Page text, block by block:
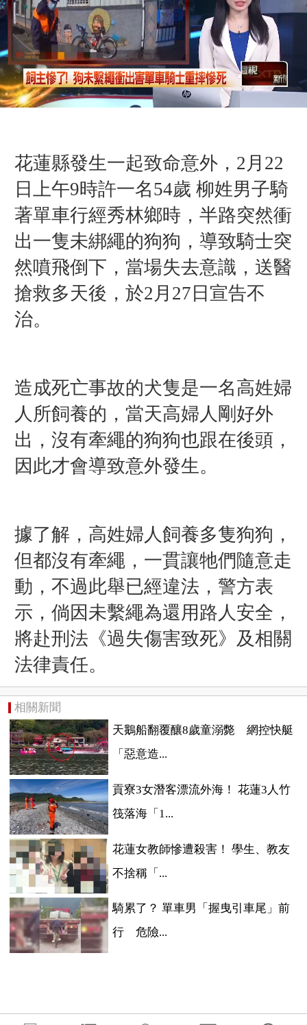
花蓮縣發生一起致命意外，2月22
日上午9時許一名54歲 柳姓男子騎
著單車行經秀林鄉時，半路突然衝
出一隻未綁繩的狗狗，導致騎士突
然噴飛倒下，當場失去意識，送醫
搶救多天後，於2月27日宣告不
治。
造成死亡事故的犬隻是一名高姓婦
人所飼養的，當天高婦人剛好外
出，沒有牽繩的狗狗也跟在後頭，
因此才會導致意外發生。
據了解，高姓婦人飼養多隻狗狗，
但都沒有牽繩，一貫讓牠們隨意走
動，不過此舉已經違法，警方表
示，倘因未繫繩為還用路人安全，
將赴刑法《過失傷害致死》及相關
法律責任。
相關新聞
天鵝船翻覆釀8歲童溺斃 網控快艇
「惡意造...
貢寮3女潛客漂流外海！ 花蓮3人竹
筏落海「1...
花蓮女教師慘遭殺害！ 學生、教友
不捨稱「...
騎累了？ 單車男「握曳引車尾」前
行 危險...